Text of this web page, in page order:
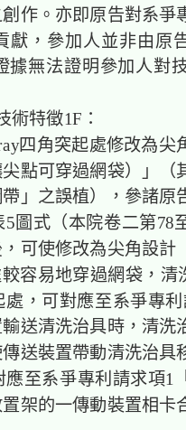
作。亦即原告對系爭
獻，參加人並非由原
據無法證明參加人對
技術特徵1F：
角突起處修改為尖
點可穿過網袋）」（
」之誤植），參諸原
圖式（本院卷二第78
可使修改為尖角設計
容易地穿過網袋，清
，可對應至系爭專
送清洗治具時，清洗
送裝置帶動清洗治具
應至系爭專利請求項1
架的一傳動裝置相卡